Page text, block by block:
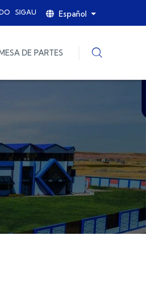
SIGAU Español Lista adicional
MESA DE PARTES